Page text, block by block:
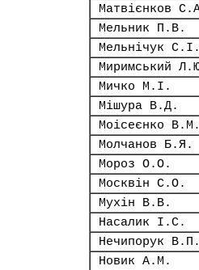
Матвієнков
Мельник П.В.
Мельнічук С.І.
Миримський
Мичко М.І.
Мішура В.Д.
Моісеєнко В.М.
Молчанов Б.Я.
Мороз О.О.
Москвін С.О.
Мухін В.В.
Насалик І.С.
Нечипорук В.П.
Новик А.М.